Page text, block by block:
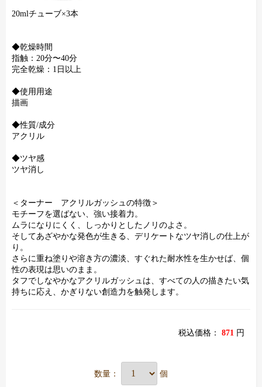
20mlチューブ×3本
◆乾燥時間
指触：20分〜40分
完全乾燥：1日以上
◆使用用途
描画
◆性質/成分
アクリル
◆ツヤ感
ツヤ消し
＜ターナー アクリルガッシュの特徴＞
モチーフを選ばない、強い接着力。
ムラになりにくく、しっかりとしたノリのよさ。
そしてあざやかな発色が生きる、デリケートなツヤ消しの仕上が
り。
さらに重ね塗りや溶き方の濃淡、すぐれた耐水性を生かせば、個
性の表現は思いのまま。
タフでしなやかなアクリルガッシュは、すべての人の描きたい気
持ちに応え、かぎりない創造力を触発します。
税込価格： 871 円
数量： 個